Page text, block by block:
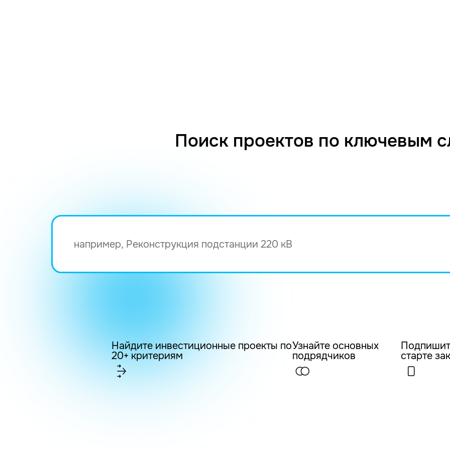
Поиск проектов по ключевым
Найдите инвестиционные проекты по
20+ критериям
Узнайте основных
подрядчиков
старте